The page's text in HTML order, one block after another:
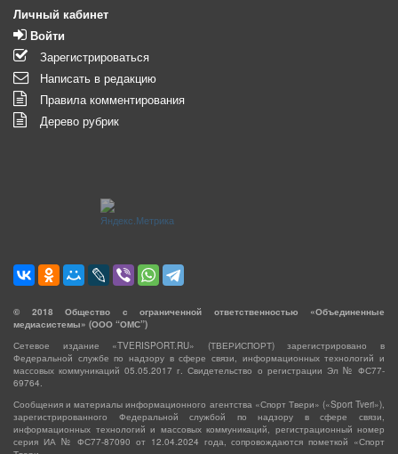
Личный кабинет
Войти
Зарегистрироваться
Написать в редакцию
Правила комментирования
Дерево рубрик
© 2018 Общество с ограниченной ответственностью «Объединенные
медиасистемы» (ООО “ОМС”)
Сетевое издание «TVERISPORT.RU» (ТВЕРИСПОРТ) зарегистрировано в
Федеральной службе по надзору в сфере связи, информационных технологий и
массовых коммуникаций 05.05.2017 г. Свидетельство о регистрации Эл № ФС77-
69764.
Сообщения и материалы информационного агентства «Спорт Твери» («Sport Tveri»),
зарегистрированного Федеральной службой по надзору в сфере связи,
информационных технологий и массовых коммуникаций, регистрационный номер
серия ИА № ФС77-87090 от 12.04.2024 года, сопровождаются пометкой «Спорт